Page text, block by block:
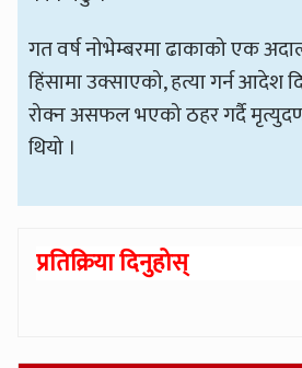
गत वर्ष नोभेम्बरमा ढाकाको एक
हिंसामा उक्साएको, हत्या गर्न आदेश
रोक्न असफल भएको ठहर गर्दै
थियो ।
प्रतिक्रिया दिनुहोस्